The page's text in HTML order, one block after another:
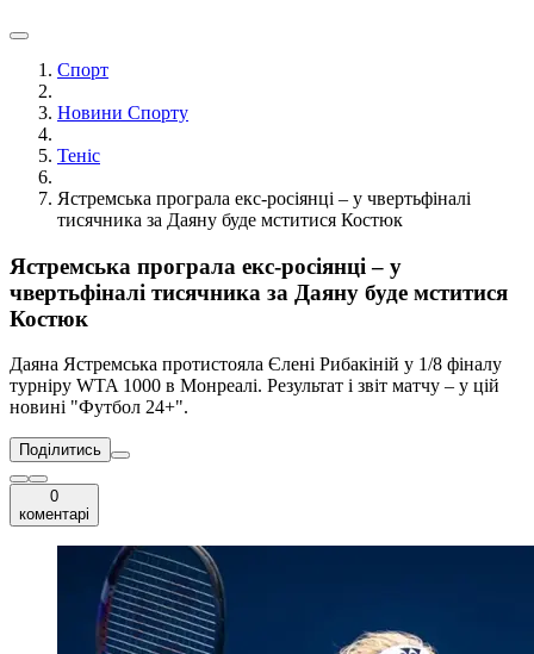
Спорт
Новини Спорту
Теніс
Ястремська програла екс-росіянці – у чвертьфіналі
тисячника за Даяну буде мститися Костюк
Ястремська програла екс-росіянці – у
чвертьфіналі тисячника за Даяну буде мститися
Костюк
Даяна Ястремська протистояла Єлені Рибакіній у 1/8 фіналу
турніру WTA 1000 в Монреалі. Результат і звіт матчу – у цій
новині "Футбол 24+".
Поділитись
0
коментарі